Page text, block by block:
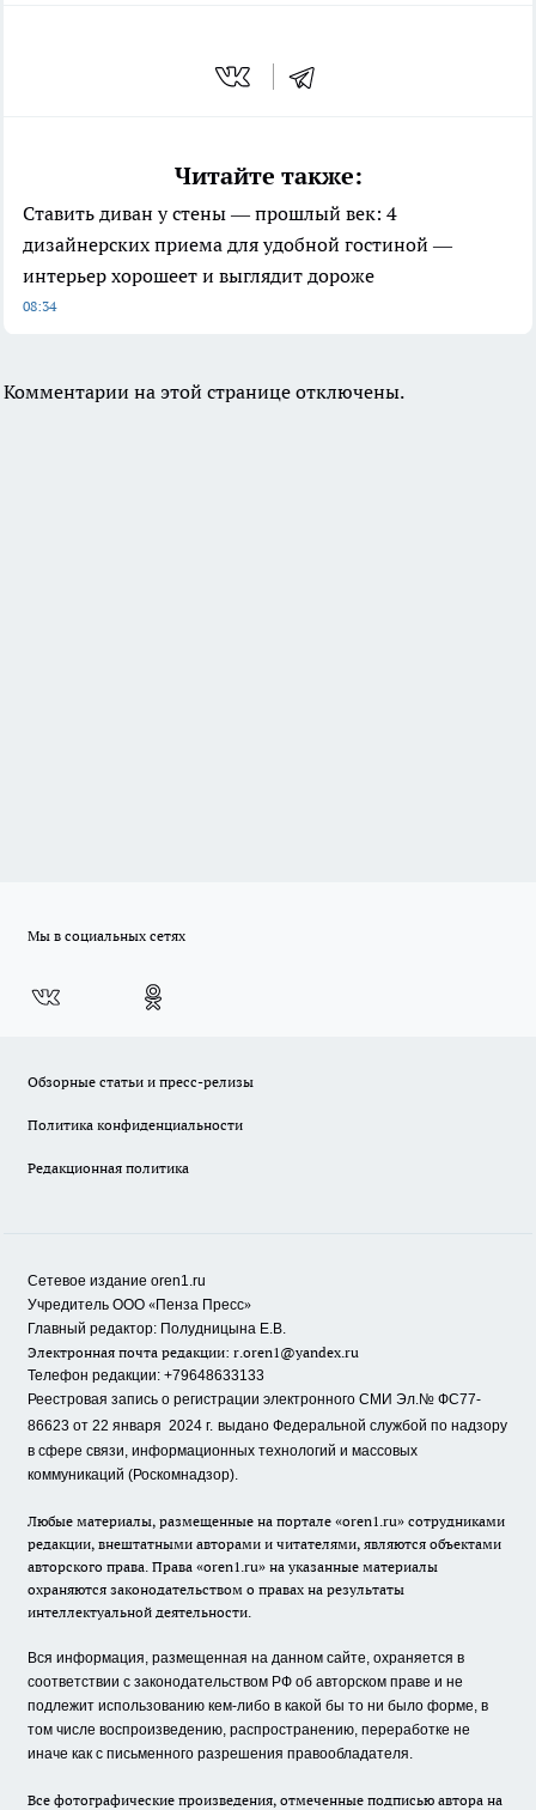
Читайте также:
Ставить диван у стены — прошлый век: 4
дизайнерских приема для удобной гостиной —
интерьер хорошеет и выглядит дороже
08:34
Комментарии на этой странице отключены.
Мы в социальных сетях
Обзорные статьи и пресс-релизы
Политика конфиденциальности
Редакционная политика
Сетевое издание oren1.ru
Учредитель ООО «Пенза Пресс»
Главный редактор: Полудницына Е.В.
Электронная почта редакции: r.oren1@yandex.ru
Телефон редакции: +79648633133
Реестровая запись о регистрации электронного СМИ Эл.№ ФС77-
86623 от 22 января 2024 г. выдано Федеральной службой по надзору
в сфере связи, информационных технологий и массовых
коммуникаций (Роскомнадзор).
Любые материалы, размещенные на портале «oren1.ru» сотрудниками
редакции, внештатными авторами и читателями, являются объектами
авторского права. Права «oren1.ru» на указанные материалы
охраняются законодательством о правах на результаты
интеллектуальной деятельности.
Вся информация, размещенная на данном сайте, охраняется в
соответствии с законодательством РФ об авторском праве и не
подлежит использованию кем-либо в какой бы то ни было форме, в
том числе воспроизведению, распространению, переработке не
иначе как с письменного разрешения правообладателя.
Все фотографические произведения, отмеченные подписью автора на